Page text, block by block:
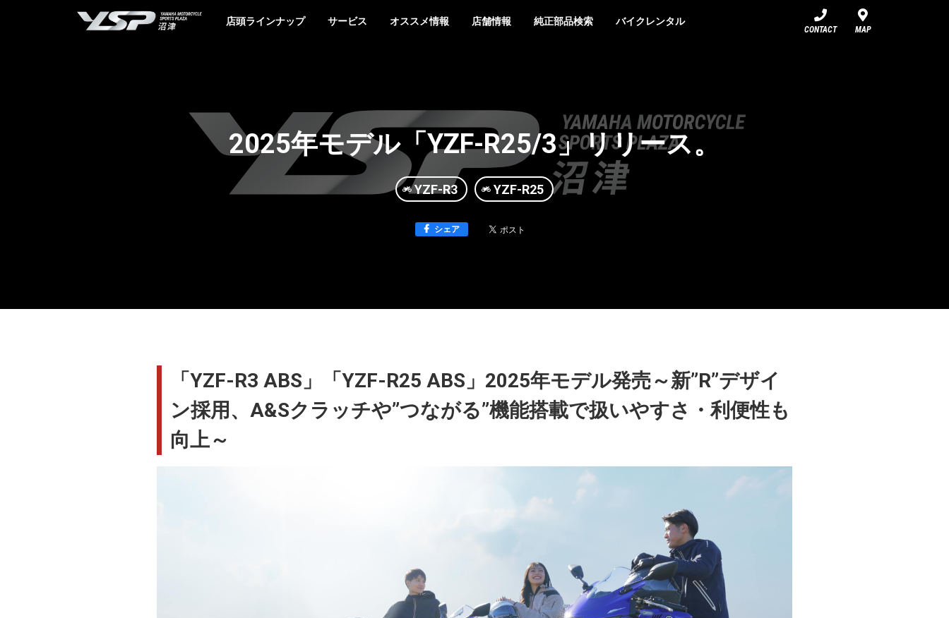
YSP沼津店頭ラインナップ サービス オススメ情報 店舗情報 純正部品検索 バイクレンタル
CONTACT MAP
2025年モデル「YZF-R25/3」リリース。
YZF-R3 YZF-R25
シェア
「YZF-R3 ABS」「YZF-R25 ABS」2025年モデル発売～新”R”デザイ
ン採用、A&Sクラッチや”つながる”機能搭載で扱いやすさ・利便性も
向上～